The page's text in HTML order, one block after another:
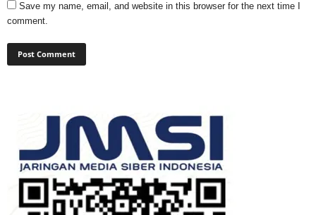
Save my name, email, and website in this browser for the next time I
comment.